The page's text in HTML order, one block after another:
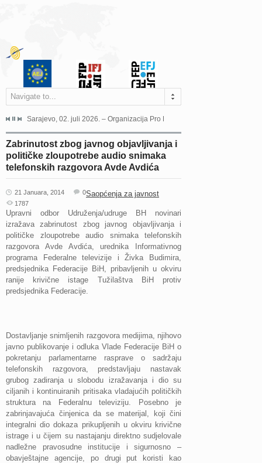
Navigate to...
Grada Sarajeva povodom Dana Sarajeva dugogodišnjoj...
Sarajevo, 02. juli 2026. – Organizacija Pro Educa juče je uspješno
Zabrinutost zbog javnog objavljivanja i
političke zloupotrebe audio snimaka
telefonskih razgovora Avde Avdića
21 Januara, 2014 Saopćenja za javnost
0
1787
Upravni odbor Udruženja/udruge BH novinari
izražava zabrinutost zbog javnog objavljivanja i
političke zloupotrebe audio snimaka telefonskih
razgovora Avde Avdića, urednika Informativnog
programa Federalne televizije i Živka Budimira,
predsjednika Federacije BiH, pribavljenih u okviru
ranije krivične istage Tužilaštva BiH protiv
predsjednika Federacije.
Dostavljanje snimljenih razgovora medijima, njihovo
javno publikovanje i odluka Vlade Federacije BiH o
pokretanju parlamentarne rasprave o sadržaju
telefonskih razgovora, predstavljaju nastavak
grubog zadiranja u slobodu izražavanja i dio su
ciljanih i kontinuiranih pritisaka vladajućih političkih
struktura na Federalnu televiziju. Posebno je
zabrinjavajuća činjenica da se materijal, koji čini
integralni dio dokaza prikupljenih u okviru krivične
istrage i u čijem su nastajanju direktno sudjelovale
nadležne pravosudne institucije i sigurnosno –
obavještajne agencije, po drugi put koristi kao